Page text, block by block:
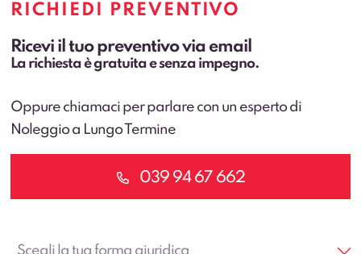
RICHIEDI PREVENTIVO
Ricevi il tuo preventivo via email
La richiesta è gratuita e senza impegno.
Oppure chiamaci per parlare con un esperto di
Noleggio a Lungo Termine
039 94 67 662